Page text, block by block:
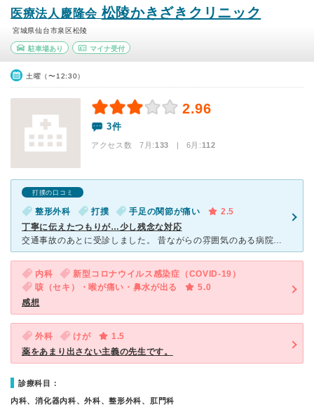
医療法人慶隆会 松陵かきざきクリニック
宮城県仙台市泉区松陵
駐車場あり マイナ受付
土曜（〜12:30）
2.96
3件
アクセス数 7月:133 | 6月:112
打撲の口コミ
整形外科 打撲 手足の関節が痛い
2.5
丁寧に伝えたつもりが…少し残念な対応
交通事故のあとに受診しました。 昔ながらの雰囲気のある病院で、落ち着いた印象です。 初診後に新たな症状が出て、改めて受診した際には、少し戸惑われたような印象を受けました。 状況を丁寧にお伝え
内科
新型コロナウイルス感染症（COVID-19）
咳（セキ）・喉が痛い・鼻水が出る
5.0
感想
外科 けが
1.5
薬をあまり出さない主義の先生です。
診療科目：
内科、消化器内科、外科、整形外科、肛門科